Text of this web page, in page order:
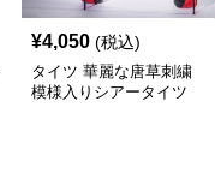
¥4,050 (税込)
タイツ 華麗な唐草刺繍
模様入りシアータイツ